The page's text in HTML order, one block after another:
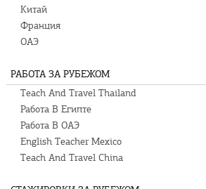
Китай
Франция
ОАЭ
РАБОТА ЗА РУБЕЖОМ
Teach And Travel Thailand
Работа В Египте
Работа В ОАЭ
English Teacher Mexico
Teach And Travel China